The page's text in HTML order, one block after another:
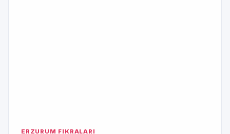
ERZURUM FIKRALARI